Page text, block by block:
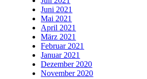
Juni 2021
Mai 2021
April 2021
März 2021
Februar 2021
Januar 2021
Dezember 2020
November 2020